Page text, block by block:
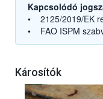
Kapcsolódó
• 2125/2019/EK
• FAO ISPM
Károsítók